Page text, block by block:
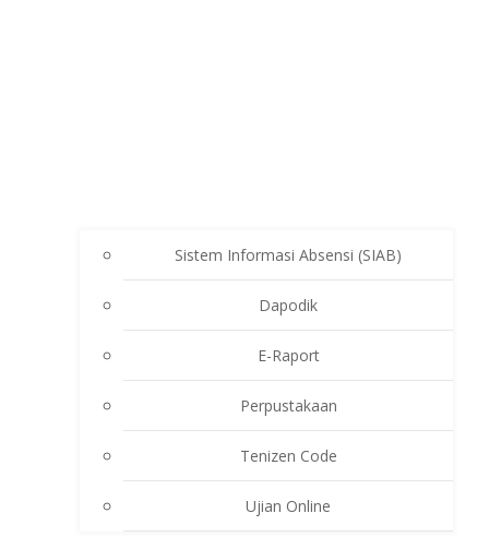
Sistem Informasi Absensi (SIAB)
Dapodik
E-Raport
Perpustakaan
Tenizen Code
Ujian Online